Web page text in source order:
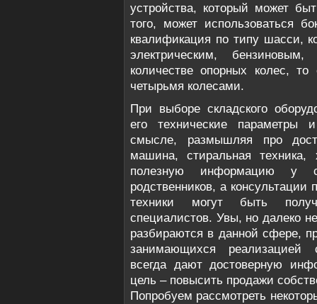
устройства, который может
того, может использоваться
квалификация по типу шасси,
электрическим,
количестве опорных колес,
четырьмя колесами.
При выборе складского
его технические
смысле, размышляя про
машина, стиральная техника,
полезную информацию у
родственников, а
техники могут быть
специалистов. Увы, но далеко
разбираются в данной сфере,
занимающихся реализацией
всегда дают достоверную
цель – повысить продажи
Попробуем рассмотреть